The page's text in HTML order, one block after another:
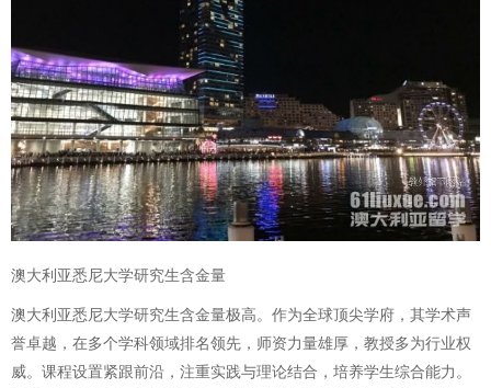
澳大利亚悉尼大学研究生含金量
澳大利亚悉尼大学研究生含金量极高。作为全球顶尖学府，其学术声
誉卓越，在多个学科领域排名领先，师资力量雄厚，教授多为行业权
威。课程设置紧跟前沿，注重实践与理论结合，培养学生综合能力。